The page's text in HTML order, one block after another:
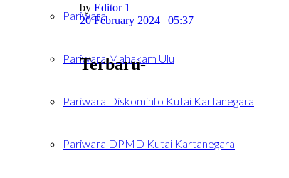
Pariwara
Pariwara Mahakam Ulu
Pariwara Diskominfo Kutai Kartanegara
Pariwara DPMD Kutai Kartanegara
by Editor 1
20 February 2024 | 05:37
Terbaru-